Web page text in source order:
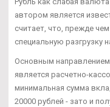
автором является
считает, что, прежде
специальную разгрузку
Основным направлением
является расчетно-
минимальная сумма
20000 рублей - зато и